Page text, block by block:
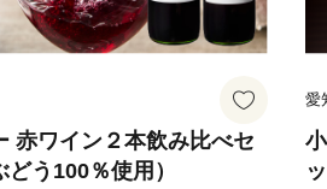
ますので，あらかじめご了
＜問い合わせ先＞
■株式会社きもつき未来商
く 8：45～17：00）
赤ワイン２本飲み比べセ
う100％使用）
愛